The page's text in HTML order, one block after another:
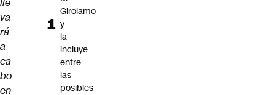
va
rá
a
ca
bo
en
Girolamo
y
la
incluye
entre
las
posibles